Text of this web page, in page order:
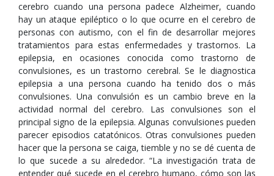
cerebro cuando una persona padece Alzheimer, cuando
hay un ataque epiléptico o lo que ocurre en el cerebro de
personas con autismo, con el fin de desarrollar mejores
tratamientos para estas enfermedades y trastornos. La
epilepsia, en ocasiones conocida como trastorno de
convulsiones, es un trastorno cerebral. Se le diagnostica
epilepsia a una persona cuando ha tenido dos o más
convulsiones. Una convulsión es un cambio breve en la
actividad normal del cerebro. Las convulsiones son el
principal signo de la epilepsia. Algunas convulsiones pueden
parecer episodios catatónicos. Otras convulsiones pueden
hacer que la persona se caiga, tiemble y no se dé cuenta de
lo que sucede a su alrededor. “La investigación trata de
entender qué sucede en el cerebro humano, cómo son las